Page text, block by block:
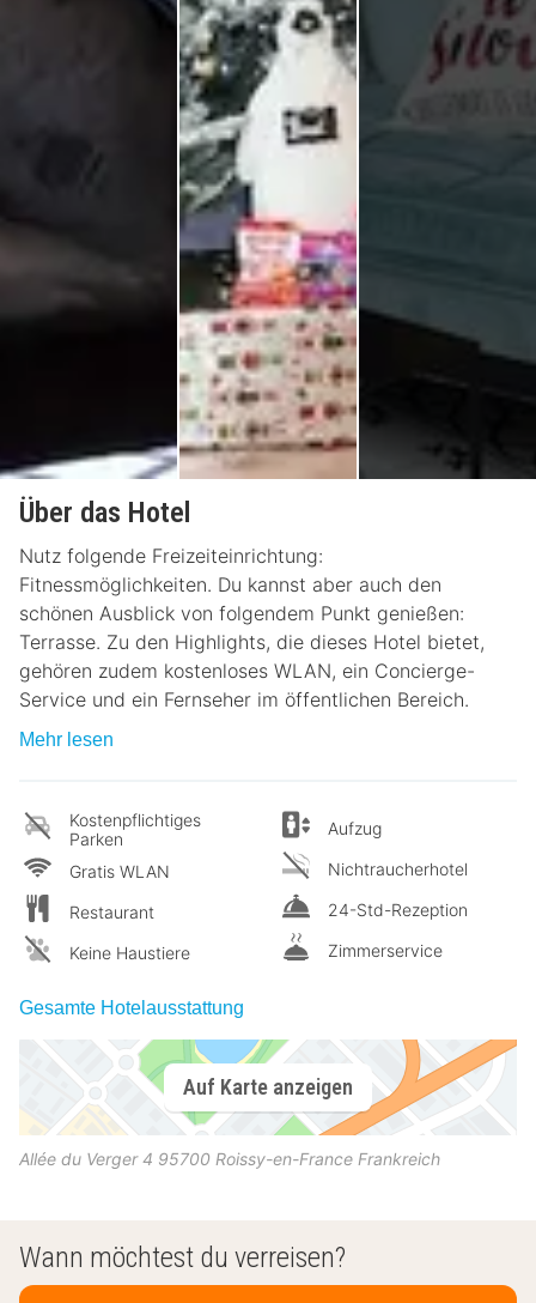
Über das Hotel
Nutz folgende Freizeiteinrichtung:
Fitnessmöglichkeiten. Du kannst aber auch den
schönen Ausblick von folgendem Punkt genießen:
Terrasse. Zu den Highlights, die dieses Hotel bietet,
gehören zudem kostenloses WLAN, ein Concierge-
Service und ein Fernseher im öffentlichen Bereich.
Mehr lesen
Kostenpflichtiges
Parken
Gratis WLAN
Restaurant
Keine Haustiere
Aufzug
Nichtraucherhotel
24-Std-Rezeption
Zimmerservice
Gesamte Hotelausstattung
Auf Karte anzeigen
Allée du Verger 4 95700 Roissy-en-France Frankreich
Wann möchtest du verreisen?